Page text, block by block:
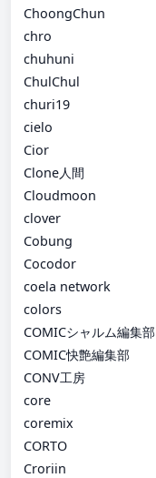
ChoongChun
chro
chuhuni
ChulChul
churi19
cielo
Cior
Clone人間
Cloudmoon
clover
Cobung
Cocodor
coela network
colors
COMICシャルム編集部
COMIC快艶編集部
CONV工房
core
coremix
CORTO
Croriin